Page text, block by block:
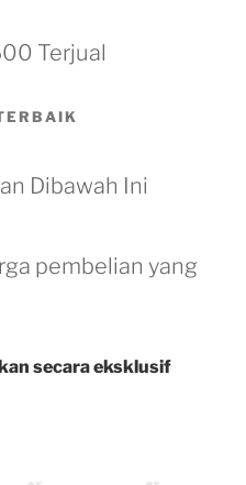
Terjual
Dibawah Ini
pembelian yang
secara eksklusif